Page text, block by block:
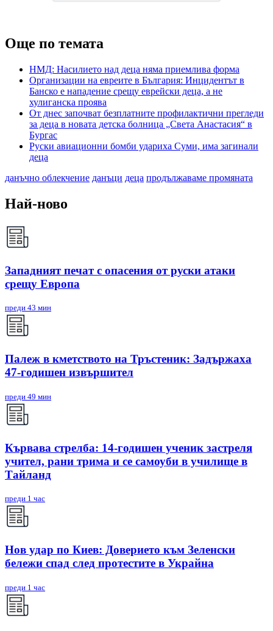
Още по темата
НМД: Насилието над деца няма приемлива форма
Организации на евреите в България: Инцидентът в
Банско е нападение срещу еврейски деца, а не
хулиганска проява
От днес започват безплатните профилактични прегледи
за деца в новата детска болница „Света Анастасия“ в
Бургас
Руски авиационни бомби удариха Суми, има загинали
деца
данъчно облекчение данъци деца продължаваме промяната
Най-ново
Западният печат с опасения от руски атаки
срещу Европа
преди 43 мин
Палеж в кметството на Тръстеник: Задържаха
47-годишен извършител
преди 49 мин
Кървава стрелба: 14-годишен ученик застреля
учител, рани трима и се самоуби в училище в
Тайланд
преди 1 час
Нов удар по Киев: Доверието към Зеленски
бележи спад след протестите в Украйна
преди 1 час